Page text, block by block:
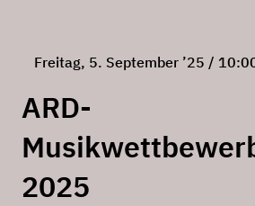
Freitag, 5. September ’25 /
ARD-
2025